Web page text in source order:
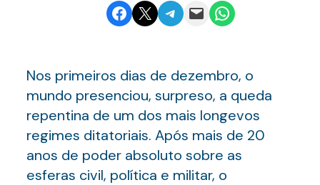
Share on Facebook
Email this PageShare on Telegram
Email this PageShare on WhatsApp
Nos primeiros dias de dezembro, o
mundo presenciou, surpreso, a queda
repentina de um dos mais longevos
regimes ditatoriais. Após mais de 20
anos de poder absoluto sobre as
esferas civil, política e militar, o